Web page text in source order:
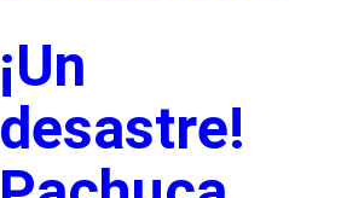
¡Un
desastre!